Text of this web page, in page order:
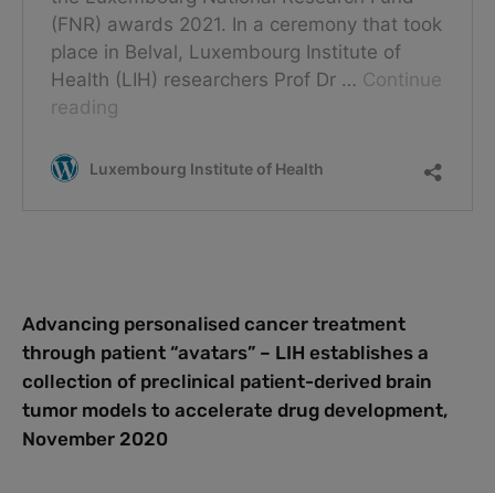
Advancing personalised cancer treatment
through patient “avatars” – LIH establishes a
collection of preclinical patient-derived brain
tumor models to accelerate drug development,
November 2020